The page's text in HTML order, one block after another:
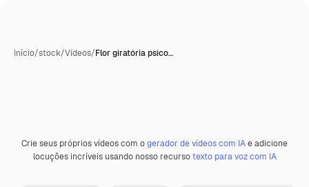
Início/stock/Vídeos/Flor giratória psico…
Premium
Crie seus próprios vídeos com ogerador de vídeos com IAe adicione
locuções incríveis usando nosso recursotexto para voz com IA